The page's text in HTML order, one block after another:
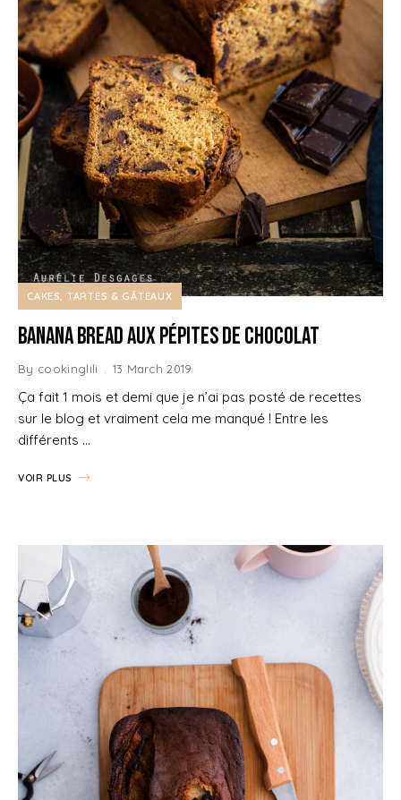
CAKES, TARTES & GÂTEAUX
Banana Bread aux pépites de chocolat
By cookinglili 13 March 2019
Ça fait 1 mois et demi que je n’ai pas posté de recettes
sur le blog et vraiment cela me manqué ! Entre les
différents …
VOIR PLUS